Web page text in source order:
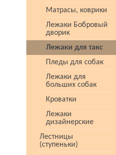
Матрасы, коврики
Лежаки Бобровый
дворик
Лежаки для такс
Пледы для собак
Лежаки для
больших собак
Кроватки
Лежаки
дизайнерские
Лестницы
(ступеньки)